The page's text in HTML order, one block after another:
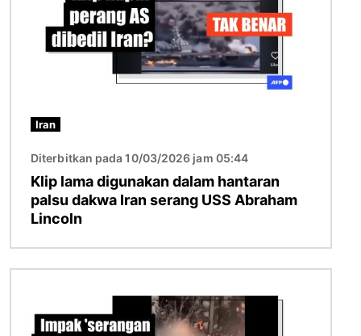
Iran
Diterbitkan pada 10/03/2026 jam 05:44
Klip lama digunakan dalam hantaran
palsu dakwa Iran serang USS Abraham
Lincoln